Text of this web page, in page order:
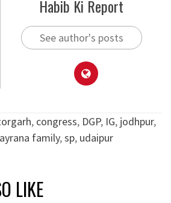
Habib Ki Report
See author's posts
, congress, DGP, IG, jodhpur,
family,sp, udaipur
LIKE